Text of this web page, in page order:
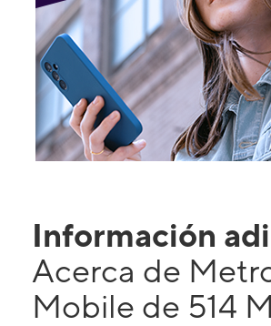
Información
Acerca de
Mobile de 514